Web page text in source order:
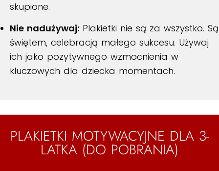
skupione.
Nie nadużywaj: Plakietki nie są za wszystko. Są
świętem, celebracją małego sukcesu. Używaj
ich jako pozytywnego wzmocnienia w
kluczowych dla dziecka momentach.
PLAKIETKI MOTYWACYJNE DLA 3-
LATKA (DO POBRANIA)